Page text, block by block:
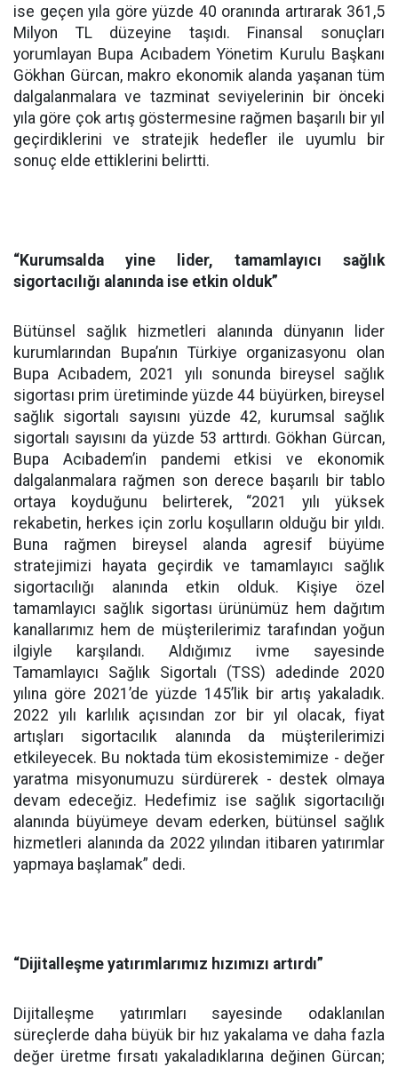
ise geçen yıla göre yüzde 40 oranında artırarak 361,5
Milyon TL düzeyine taşıdı. Finansal sonuçları
yorumlayan Bupa Acıbadem Yönetim Kurulu Başkanı
Gökhan Gürcan, makro ekonomik alanda yaşanan tüm
dalgalanmalara ve tazminat seviyelerinin bir önceki
yıla göre çok artış göstermesine rağmen başarılı bir yıl
geçirdiklerini ve stratejik hedefler ile uyumlu bir
sonuç elde ettiklerini belirtti.
“Kurumsalda yine lider, tamamlayıcı sağlık
sigortacılığı alanında ise etkin olduk”
Bütünsel sağlık hizmetleri alanında dünyanın lider
kurumlarından Bupa’nın Türkiye organizasyonu olan
Bupa Acıbadem, 2021 yılı sonunda bireysel sağlık
sigortası prim üretiminde yüzde 44 büyürken, bireysel
sağlık sigortalı sayısını yüzde 42, kurumsal sağlık
sigortalı sayısını da yüzde 53 arttırdı. Gökhan Gürcan,
Bupa Acıbadem’in pandemi etkisi ve ekonomik
dalgalanmalara rağmen son derece başarılı bir tablo
ortaya koyduğunu belirterek, “2021 yılı yüksek
rekabetin, herkes için zorlu koşulların olduğu bir yıldı.
Buna rağmen bireysel alanda agresif büyüme
stratejimizi hayata geçirdik ve tamamlayıcı sağlık
sigortacılığı alanında etkin olduk. Kişiye özel
tamamlayıcı sağlık sigortası ürünümüz hem dağıtım
kanallarımız hem de müşterilerimiz tarafından yoğun
ilgiyle karşılandı. Aldığımız ivme sayesinde
Tamamlayıcı Sağlık Sigortalı (TSS) adedinde 2020
yılına göre 2021’de yüzde 145’lik bir artış yakaladık.
2022 yılı karlılık açısından zor bir yıl olacak, fiyat
artışları sigortacılık alanında da müşterilerimizi
etkileyecek. Bu noktada tüm ekosistemimize - değer
yaratma misyonumuzu sürdürerek - destek olmaya
devam edeceğiz. Hedefimiz ise sağlık sigortacılığı
alanında büyümeye devam ederken, bütünsel sağlık
hizmetleri alanında da 2022 yılından itibaren yatırımlar
yapmaya başlamak” dedi.
“Dijitalleşme yatırımlarımız hızımızı artırdı”
Dijitalleşme yatırımları sayesinde odaklanılan
süreçlerde daha büyük bir hız yakalama ve daha fazla
değer üretme fırsatı yakaladıklarına değinen Gürcan;